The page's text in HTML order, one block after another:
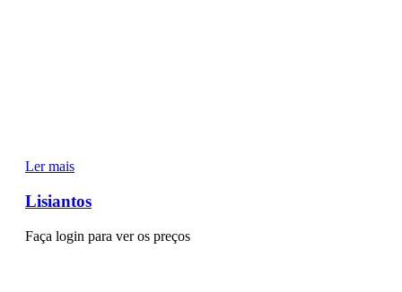
Ler mais
Lisiantos
Faça login para ver os preços